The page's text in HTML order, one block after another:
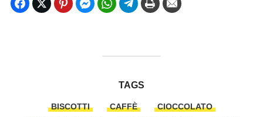
TAGS
BISCOTTI CAFFÈ
CIOCCOLATO